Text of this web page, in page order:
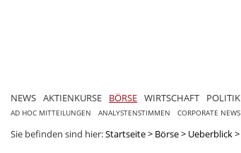
NEWS AKTIENKURSE BÖRSE WIRTSCHAFT POLITIK
AD HOC MITTEILUNGEN ANALYSTENSTIMMEN CORPORATE NEWS
Sie befinden sind hier:Startseite> Börse> Ueberblick>